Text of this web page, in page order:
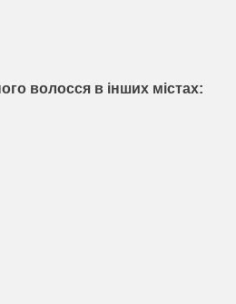
волосся в інших містах: